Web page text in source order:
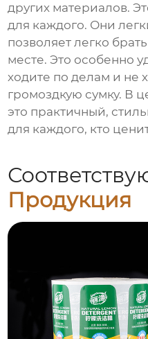
других материалов.
для каждого. Они
позволяет легко
месте. Это особенно
ходите по делам и не
громоздкую сумку. В
это практичный,
для каждого, кто
Продукция